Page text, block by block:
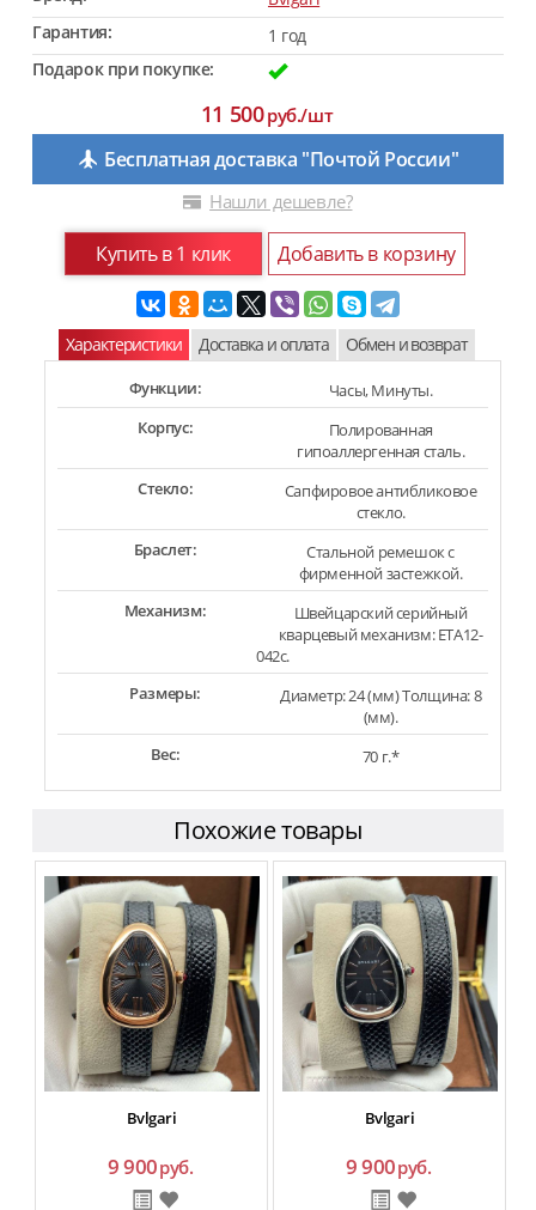
Гарантия:
1 год
Подарок при покупке:
11 500руб./шт
Бесплатная доставка "Почтой России"
Нашли дешевле?
Купить в 1 клик Добавить в корзину
Характеристики Доставка и оплата Обмен и возврат
Функции:
Часы, Минуты.
Корпус:
Полированная
гипоаллергенная сталь.
Стекло:
Сапфировое антибликовое
стекло.
Браслет:
Стальной ремешок с
фирменной застежкой.
Механизм:
Швейцарский серийный
кварцевый механизм: ETA12-
042c.
Размеры:
Диаметр: 24 (мм) Толщина: 8
(мм).
Вес:
70 г.*
Похожие товары
Bvlgari
9 900руб.
Bvlgari
9 900руб.